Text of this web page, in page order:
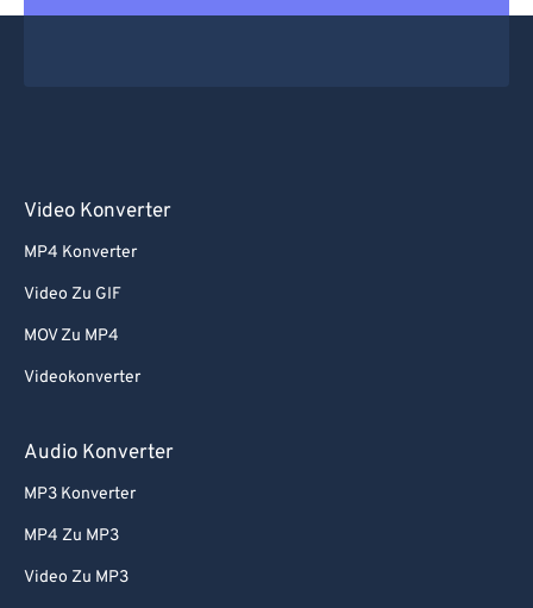
Video Konverter
MP4 Konverter
Video Zu GIF
MOV Zu MP4
Videokonverter
Audio Konverter
MP3 Konverter
MP4 Zu MP3
Video Zu MP3